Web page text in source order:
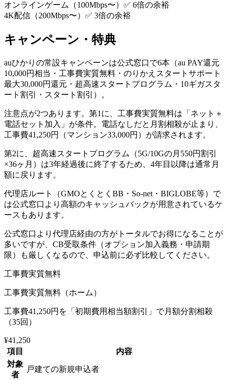
オンラインゲーム
（100Mbps〜） ✅ 6倍の余裕
4K配信 （200Mbps〜） ✅ 3倍の余裕
キャンペーン・特典
auひかりの常設キャンペーンは公式窓口で6本（au PAY還元
10,000円相当・工事費実質無料・のりかえスタートサポート
最大30,000円還元・超高速スタートプログラム・10ギガスタ
ート割引・スタート割引）。
注意点が2つあります。第1に、工事費実質無料は「ネット＋
電話セット加入」が条件。電話なしだと月割相殺が止まり、
工事費41,250円（マンション33,000円）が請求されます。
第2に、超高速スタートプログラム（5G/10Gの月550円割引
×36ヶ月）は3年経過後に終了するため、4年目以降は通常月
額に戻ります。
代理店ルート（GMOとくとくBB・So-net・BIGLOBE等）で
は公式窓口より高額のキャッシュバックが用意されているケ
ースもあります。
公式窓口より代理店経由の方がトータルでお得になることが
多いですが、CB受取条件（オプション加入義務・申請期
限）も厳しくなるので、申込前に必ず比較してください。
工事費実質無料
工事費実質無料（ホーム）
工事費41,250円を「初期費用相当額割引」で月額分割相殺
（35回）
¥41,250
項目
内容
対象
者
戸建ての新規申込者